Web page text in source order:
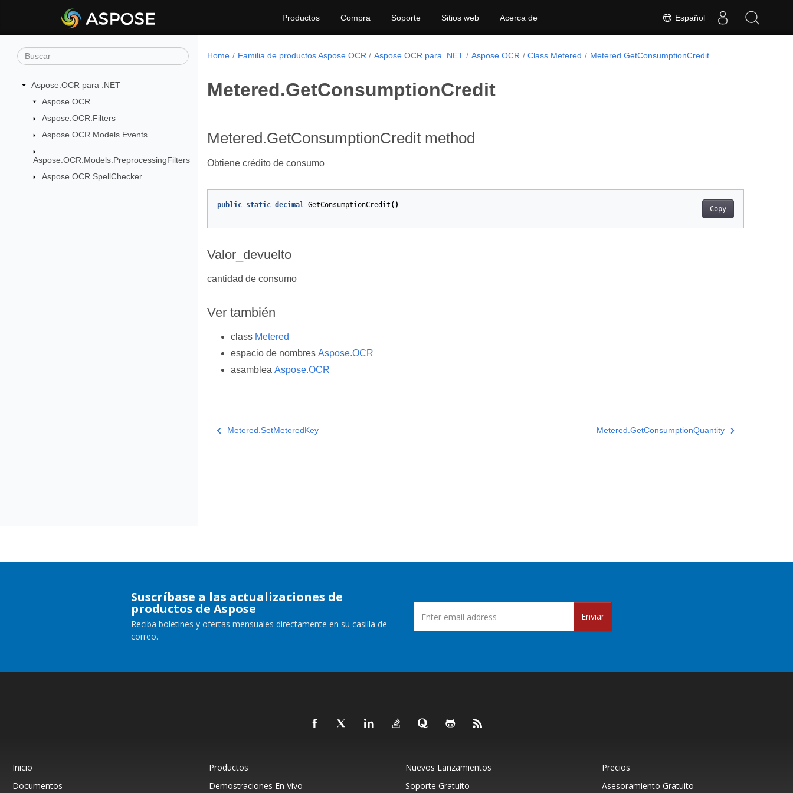
Español
Productos Compra Soporte Sitios web Acerca de
Aspose.OCR para .NET
Aspose.OCR
Aspose.OCR.Filters
Aspose.OCR.Models.Events
Aspose.OCR.Models.PreprocessingFilters
Aspose.OCR.SpellChecker
Home Familia de productos Aspose.OCR Aspose.OCR para .NET Aspose.OCR Class Metered Metered.GetConsumptionCredit
Metered.GetConsumptionCredit
Metered.GetConsumptionCredit method
Obtiene crédito de consumo
Copy
public static decimal GetConsumptionCredit ()
Valor_devuelto
cantidad de consumo
Ver también
class Metered
espacio de nombres Aspose.OCR
asamblea Aspose.OCR
Metered.SetMeteredKey Metered.GetConsumptionQuantity
Suscríbase a las actualizaciones de
productos de Aspose
Reciba boletines y ofertas mensuales directamente en su casilla de
correo.
Enviar
Inicio Productos Nuevos Lanzamientos
Precios
Documentos
Demostraciones En Vivo Soporte Gratuito Asesoramiento Gratuito